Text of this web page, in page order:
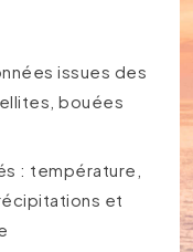
issues des
bouées
: température,
et